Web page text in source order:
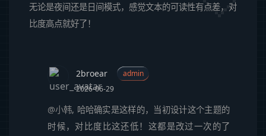
无论是夜间还是日间模式，感觉文本的可读性有点差，对
比度高点就好了！
2broear
admin
2026-06-29
@小韩, 哈哈确实是这样的，当初设计这个主题的
时候，对比度比这还低！这都是改过一次的了